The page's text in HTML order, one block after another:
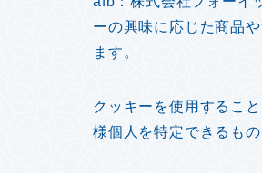
ーの興味に応じた商品
ます。
クッキーを使用するこ
様個人を特定できるもの